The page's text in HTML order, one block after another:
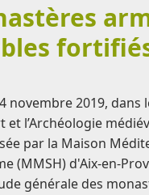
novembre 2019, dans
et l’Archéologie
par la Maison
(MMSH) d'Aix-en-
générale des